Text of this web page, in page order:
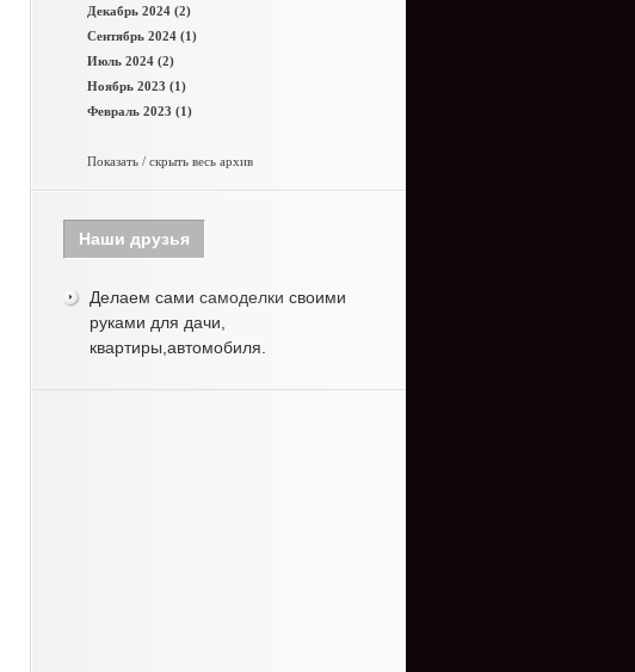
Декабрь 2024 (2)
Сентябрь 2024 (1)
Июль 2024 (2)
Ноябрь 2023 (1)
Февраль 2023 (1)
Показать / скрыть весь архив
Наши друзья
Делаем сами самоделки своими
руками для дачи,
квартиры,автомобиля.